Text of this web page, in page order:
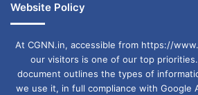
Website Policy
At CGNN.in, accessible from https://
our visitors is one of our top priorities.
document outlines the types of
we use it, in full compliance with Google